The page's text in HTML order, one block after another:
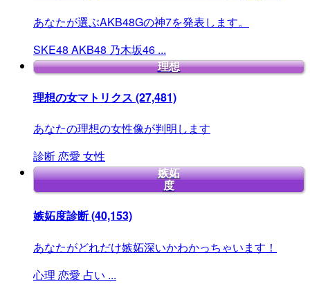
あなたが選ぶAKB48Gの神7を発表します。
SKE48 AKB48 乃木坂46 ...
理想
理想の女マトリクス (27,481)
あなたの理想の女性像が判明します
診断恋愛 女性
嫉妬
度
嫉妬度診断(40,153)
あなたがどれだけ嫉妬深いかわかっちゃいます！
心理 恋愛 占い ...